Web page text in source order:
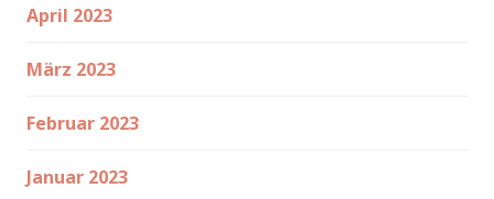
April 2023
März 2023
Februar 2023
Januar 2023